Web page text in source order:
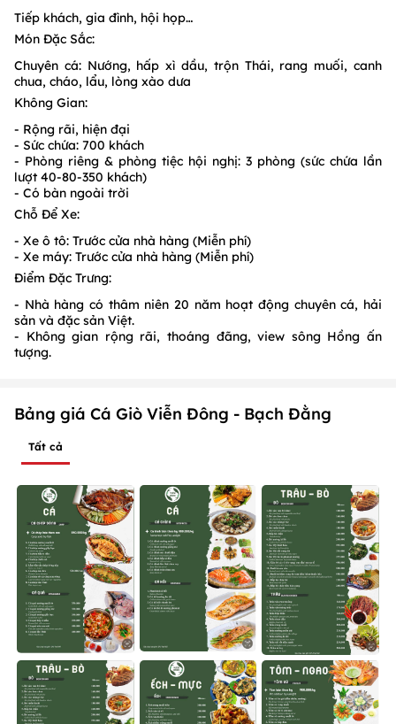
Tiếp khách, gia đình, hội họp…
Món Đặc Sắc:
Chuyên cá: Nướng, hấp xì dầu, trộn Thái, rang muối, canh
chua, cháo, lẩu, lòng xào dưa
Không Gian:
- Rộng rãi, hiện đại
- Sức chứa: 700 khách
- Phòng riêng & phòng tiệc hội nghị: 3 phòng (sức chứa lần
lượt 40-80-350 khách)
- Có bàn ngoài trời
Chỗ Để Xe:
- Xe ô tô: Trước cửa nhà hàng (Miễn phí)
- Xe máy: Trước cửa nhà hàng (Miễn phí)
Điểm Đặc Trưng:
- Nhà hàng có thâm niên 20 năm hoạt động chuyên cá, hải
sản và đặc sản Việt.
- Không gian rộng rãi, thoáng đãng, view sông Hồng ấn
tượng.
Bảng giá Cá Giò Viễn Đông - Bạch Đằng
Tất cả